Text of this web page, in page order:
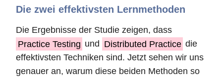
Die zwei effektivsten Lernmethoden
Die Ergebnisse der Studie zeigen, dass
Practice Testing und Distributed Practice die
effektivsten Techniken sind. Jetzt sehen wir uns
genauer an, warum diese beiden Methoden so